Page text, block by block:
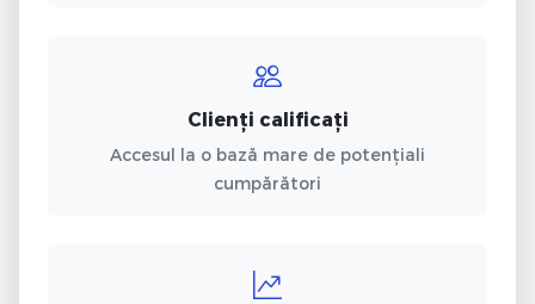
Clienți calificați
Accesul la o bază mare de potențiali
cumpărători